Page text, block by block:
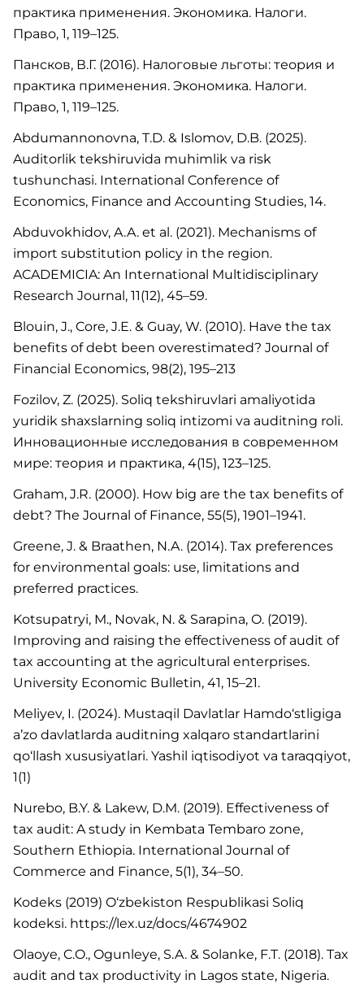
практика применения. Экономика. Налоги.
Право, 1, 119–125.
Пансков, В.Г. (2016). Налоговые льготы: теория и
практика применения. Экономика. Налоги.
Право, 1, 119–125.
Abdumannonovna, T.D. & Islomov, D.B. (2025).
Auditorlik tekshiruvida muhimlik va risk
tushunchasi. International Conference of
Economics, Finance and Accounting Studies, 14.
Abduvokhidov, A.A. et al. (2021). Mechanisms of
import substitution policy in the region.
ACADEMICIA: An International Multidisciplinary
Research Journal, 11(12), 45–59.
Blouin, J., Core, J.E. & Guay, W. (2010). Have the tax
benefits of debt been overestimated? Journal of
Financial Economics, 98(2), 195–213
Fozilov, Z. (2025). Soliq tekshiruvlari amaliyotida
yuridik shaxslarning soliq intizomi va auditning roli.
Инновационные исследования в современном
мире: теория и практика, 4(15), 123–125.
Graham, J.R. (2000). How big are the tax benefits of
debt? The Journal of Finance, 55(5), 1901–1941.
Greene, J. & Braathen, N.A. (2014). Tax preferences
for environmental goals: use, limitations and
preferred practices.
Kotsupatryi, M., Novak, N. & Sarapina, O. (2019).
Improving and raising the effectiveness of audit of
tax accounting at the agricultural enterprises.
University Economic Bulletin, 41, 15–21.
Meliyev, I. (2024). Mustaqil Davlatlar Hamdo‘stligiga
a’zo davlatlarda auditning xalqaro standartlarini
qo‘llash xususiyatlari. Yashil iqtisodiyot va taraqqiyot,
1(1)
Nurebo, B.Y. & Lakew, D.M. (2019). Effectiveness of
tax audit: A study in Kembata Tembaro zone,
Southern Ethiopia. International Journal of
Commerce and Finance, 5(1), 34–50.
Kodeks (2019) O‘zbekiston Respublikasi Soliq
kodeksi. https://lex.uz/docs/4674902
Olaoye, C.O., Ogunleye, S.A. & Solanke, F.T. (2018). Tax
audit and tax productivity in Lagos state, Nigeria.